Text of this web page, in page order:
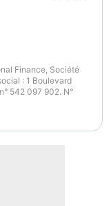
Finance, Société
: 1 Boulevard
542 097 902. N°